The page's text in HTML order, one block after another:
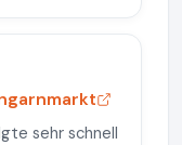
sehr schnell